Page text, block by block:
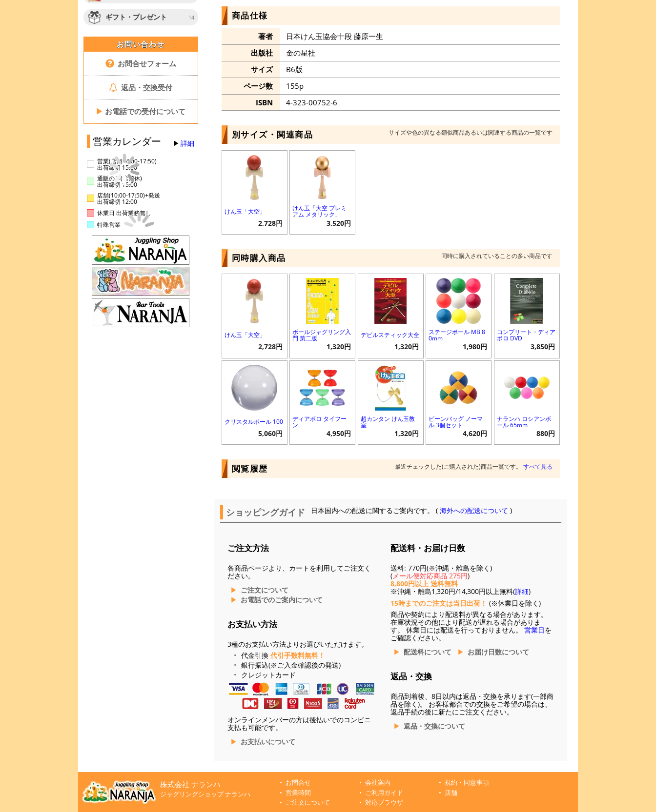
ギフト・プレゼント 14
お問い合わせ
お問合せフォーム
返品・交換受付
▶ お電話での受付について
営業カレンダー 詳細
営業(店舗14:00-17:50)
出荷締切 15:00
通販のみ(店舗休)
出荷締切 15:00
店舗(10:00-17:50)+発送
出荷締切 12:00
休業日 出荷業務無し
特殊営業
商品仕様
著者
日本けん玉協会十段 藤原一生
出版社
金の星社
サイズ
B6版
ページ数
155p
ISBN
4-323-00752-6
別サイズ・関連商品 サイズや色の異なる類似商品あるいは関連する商品の一覧です
けん玉「大空」
2,728円
けん玉「大空 プレミ
アム メタリック」
3,520円
同時購入商品 同時に購入されていることの多い商品です
けん玉「大空」
2,728円
ボールジャグリング入
門 第二版
1,320円
デビルスティック大全
1,320円
ステージボール MB 8
0mm
1,980円
コンプリート・ディア
ボロ DVD
3,850円
クリスタルボール 100
5,060円
ディアボロ タイフー
ン
4,950円
超カンタン けん玉教
室
1,320円
ビーンバッグ ノーマ
ル 3個セット
4,620円
ナランハ ロシアンボ
ール 65mm
880円
閲覧履歴 最近チェックした(ご購入された)商品一覧です。 すべて見る
ショッピングガイド 日本国内への配送に関するご案内です。 (海外への配送について )
ご注文方法
各商品ページより、カートを利用してご注文く
ださい。
ご注文について
お電話でのご案内について
お支払い方法
3種のお支払い方法よりお選びいただけます。
代金引換 代引手数料無料！
銀行振込(※ご入金確認後の発送)
クレジットカード
オンラインメンバーの方は後払いでのコンビニ
支払も可能です。
お支払いについて
配送料・お届け日数
送料: 770円(※沖縄・離島を除く)
(メール便対応商品 275円)
8,800円以上 送料無料
※沖縄・離島1,320円/14,300円以上無料(詳細)
15時までのご注文は当日出荷！ (※休業日を除く)
商品や契約により配送料が異なる場合があります。
在庫状況その他により配送が遅れる場合がありま
す。 休業日には配送を行っておりません。 営業日を
ご確認ください。
配送料について
お届け日数について
返品・交換
商品到着後、8日以内は返品・交換を承ります(一部商
品を除く)。 お客様都合での交換をご希望の場合は、
返品手続の後に新たにご注文ください。
返品・交換について
株式会社 ナランハ
ジャグリングショップ ナランハ
お問合せ 会社案内
規約・同意事項
営業時間
ご利用ガイド
店舗
ご注文について
対応ブラウザ